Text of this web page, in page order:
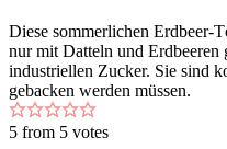
Diese sommerlichen Erdbeer-
nur mit Datteln und Erdbeeren
industriellen Zucker. Sie sind
gebacken werden müssen.
5 from 5 votes